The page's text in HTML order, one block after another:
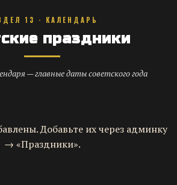
13 · КАЛЕНДАРЬ
праздники
— главные даты советского года
Добавьте их через админку
→ «Праздники».